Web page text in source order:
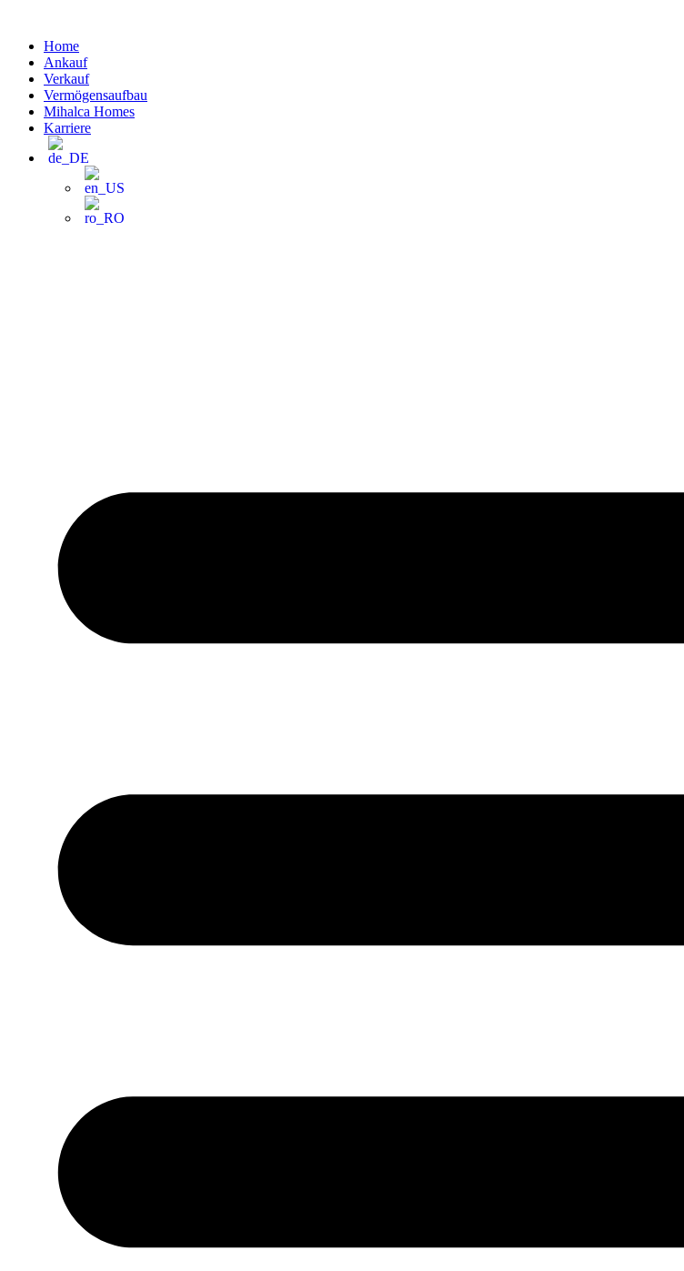
wechselnHome
Ankauf
Verkauf
Vermögensaufbau
Mihalca Homes
Karriere